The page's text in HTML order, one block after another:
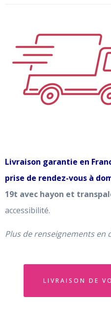
Livraison garantie en
prise de rendez-vous à
19t avec hayon et
accessibilité.
Plus de renseignements en
LIVRAISON DE